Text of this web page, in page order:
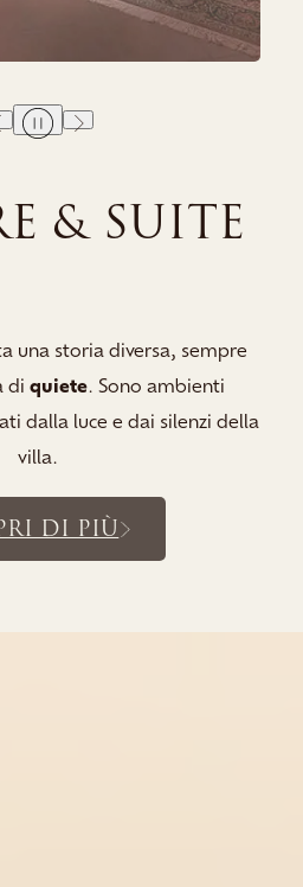
& SUITE
una storia diversa, sempre
di quiete. Sono ambienti
dalla luce e dai silenzi della
villa.
DI PIÙ